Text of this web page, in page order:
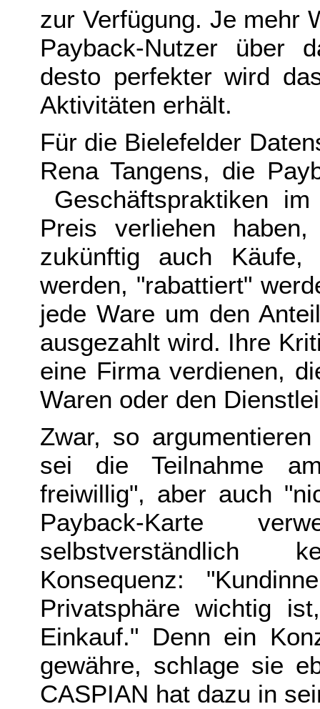
zur Verfügung. Je mehr
Payback-Nutzer über
desto perfekter wird
Aktivitäten erhält.
Für die Bielefelder
Rena Tangens, die
Geschäftspraktiken
Preis verliehen
zukünftig auch
werden, "rabattiert"
jede Ware um den
ausgezahlt wird. Ihre
eine Firma verdienen,
Waren oder den
Zwar, so
sei die Teilnahme
freiwillig", aber auch
Payback-Karte
selbstverständlich
Konsequenz:
Privatsphäre wichtig
Einkauf." Denn ein
gewähre, schlage sie
CASPIAN hat dazu in